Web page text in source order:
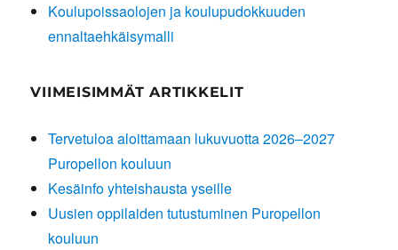
Koulupoissaolojen ja koulupudokkuuden
ennaltaehkäisymalli
VIIMEISIMMÄT ARTIKKELIT
Tervetuloa aloittamaan lukuvuotta 2026–2027
Puropellon kouluun
Kesäinfo yhteishausta yseille
Uusien oppilaiden tutustuminen Puropellon
kouluun